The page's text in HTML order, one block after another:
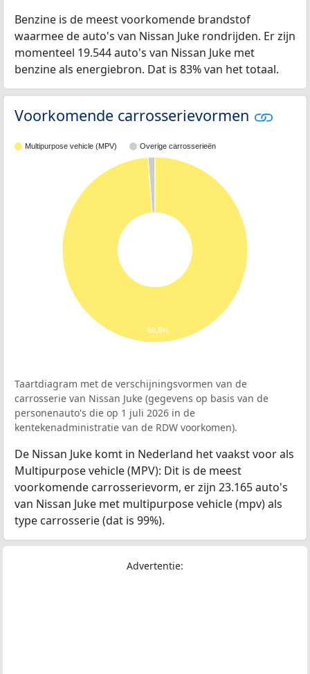
Benzine is de meest voorkomende brandstof
waarmee de auto's van Nissan Juke rondrijden. Er zijn
momenteel 19.544 auto's van Nissan Juke met
benzine als energiebron. Dat is 83% van het totaal.
Voorkomende carrosserievormen
Multipurpose vehicle (MPV) Overige carrosserieën
98,8%
Taartdiagram met de verschijningsvormen van de
carrosserie van Nissan Juke (gegevens op basis van de
personenauto's die op 1 juli 2026 in de
kentekenadministratie van de RDW voorkomen).
De Nissan Juke komt in Nederland het vaakst voor als
Multipurpose vehicle (MPV): Dit is de meest
voorkomende carrosserievorm, er zijn 23.165 auto's
van Nissan Juke met multipurpose vehicle (mpv) als
type carrosserie (dat is 99%).
Advertentie: